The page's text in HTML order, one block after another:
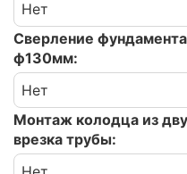
Сверление
ф130мм:
Монтаж колодца из
врезка трубы: